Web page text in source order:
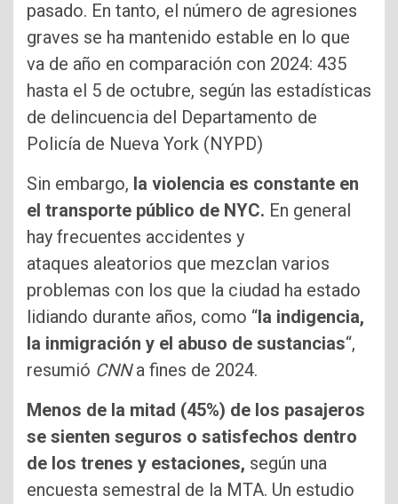
pasado. En tanto, el número de agresiones
graves se ha mantenido estable en lo que
va de año en comparación con 2024: 435
hasta el 5 de octubre, según las estadísticas
de delincuencia del Departamento de
Policía de Nueva York (NYPD)
Sin embargo, la violencia es constante en
el transporte público de NYC. En general
hay frecuentes accidentes y
ataques aleatorios que mezclan varios
problemas con los que la ciudad ha estado
lidiando durante años, como “la indigencia,
la inmigración y el abuso de sustancias“,
resumió CNNa fines de 2024.
Menos de la mitad (45%) de los pasajeros
se sienten seguros o satisfechos dentro
de los trenes y estaciones, según una
encuesta semestral de la MTA. Un estudio